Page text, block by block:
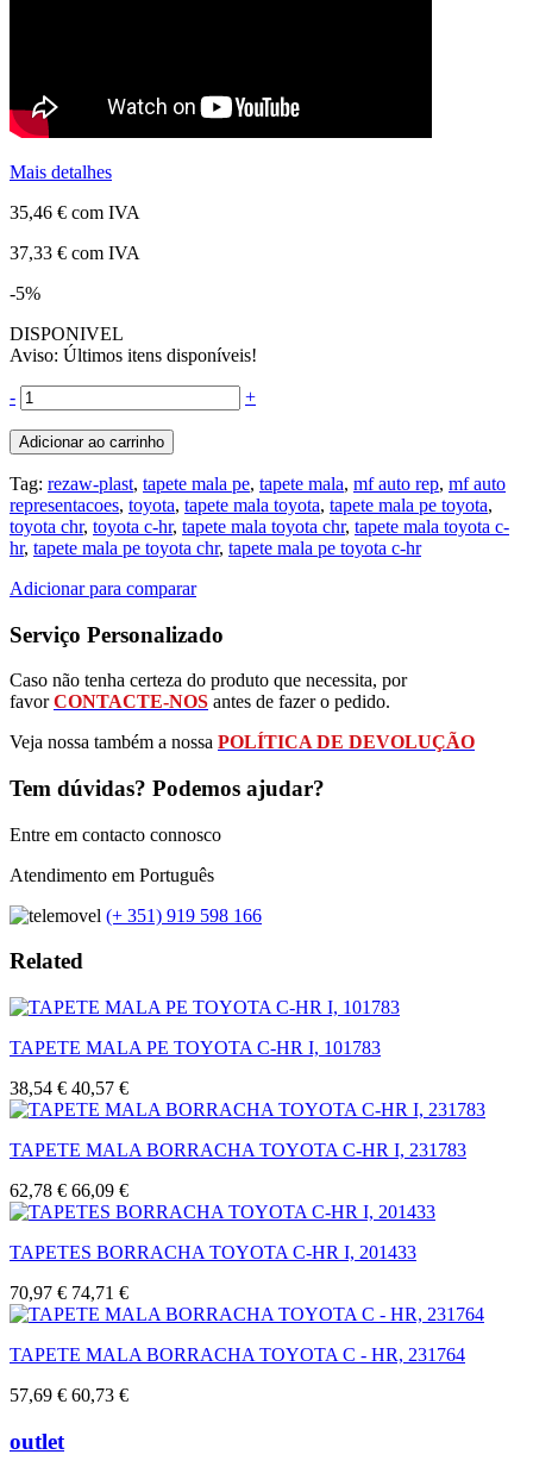
Mais detalhes
35,46 € com IVA
37,33 € com IVA
-5%
DISPONIVEL
Aviso: Últimos itens disponíveis!
- +
Adicionar ao carrinho
Tag: rezaw-plast, tapete mala pe, tapete mala, mf auto rep, mf auto
representacoes, toyota, tapete mala toyota, tapete mala pe toyota,
toyota chr, toyota c-hr, tapete mala toyota chr, tapete mala toyota c-
hr, tapete mala pe toyota chr, tapete mala pe toyota c-hr
Adicionar para comparar
Serviço Personalizado
Caso não tenha certeza do produto que necessita, por
favorCONTACTE-NOS antes de fazer o pedido.
Veja nossa também a nossa POLÍTICA DE DEVOLUÇÃO
Tem dúvidas? Podemos ajudar?
Entre em contacto connosco
Atendimento em Português
(+ 351) 919 598 166
Related
TAPETE MALA PE TOYOTA C-HR I, 101783
38,54 € 40,57 €
TAPETE MALA BORRACHA TOYOTA C-HR I, 231783
62,78 € 66,09 €
TAPETES BORRACHA TOYOTA C-HR I, 201433
70,97 € 74,71 €
TAPETE MALA BORRACHA TOYOTA C - HR, 231764
57,69 € 60,73 €
outlet